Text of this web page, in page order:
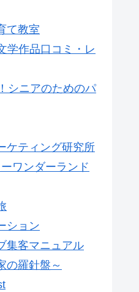
て教室
学作品口コミ・レ
シニアのためのパ
ケティング研究所
ワンダーランド
ション
集客マニュアル
の羅針盤～